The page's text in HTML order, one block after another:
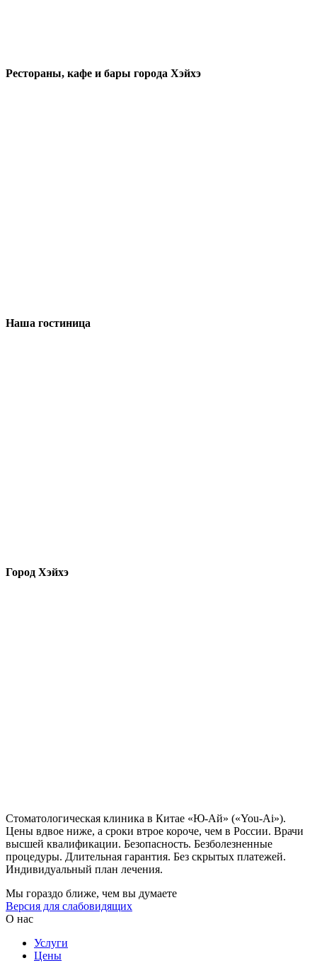
Рестораны, кафе и бары города Хэйхэ
Наша гостиница
Город Хэйхэ
Стоматологическая клиника в Китае «Ю-Ай» («You-Ai»).
Цены вдвое ниже, а сроки втрое короче, чем в России. Врачи
высшей квалификации. Безопасность. Безболезненные
процедуры. Длительная гарантия. Без скрытых платежей.
Индивидуальный план лечения.
Мы гораздо ближе, чем вы думаете
Версия для слабовидящих
О нас
Услуги
Цены